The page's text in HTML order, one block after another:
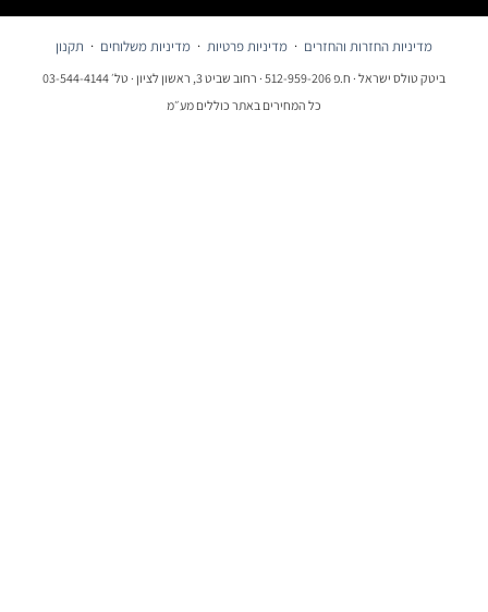
מדיניות החזרות והחזרים ·מדיניות פרטיות·מדיניות משלוחים·תקנון
ביטק טולס ישראל · ח.פ 512-959-206 · רחוב שביט 3, ראשון לציון · טל׳ 03-544-4144
כל המחירים באתר כוללים מע״מ